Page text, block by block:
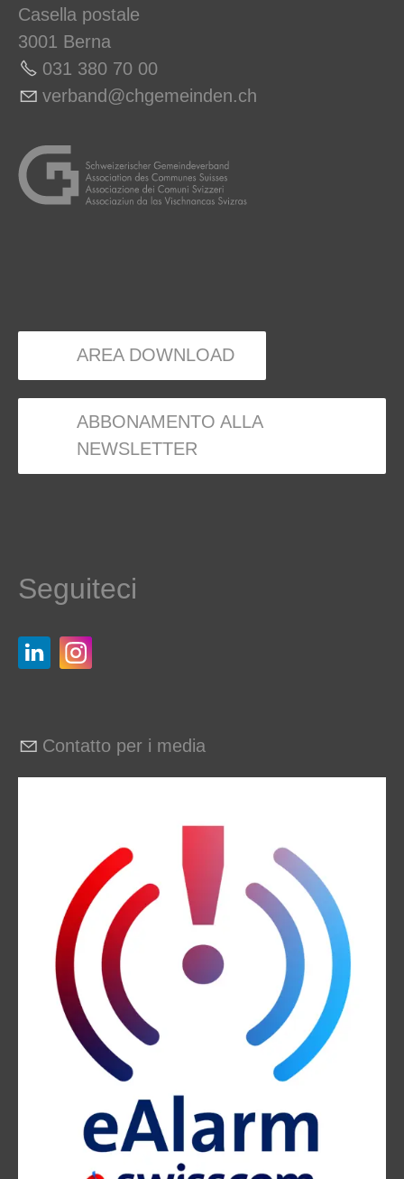
Casella postale
3001 Berna
031 380 70 00
v rb nd chg m nd n ch
AREA DOWNLOAD
ABBONAMENTO ALLA
NEWSLETTER
Seguiteci
Contatto per i media